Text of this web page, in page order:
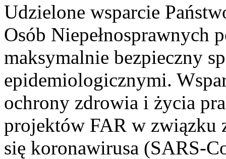
Udzielone wsparcie
Osób Niepełnosprawnych
maksymalnie bezpieczny
epidemiologicznymi.
ochrony zdrowia i życia
projektów FAR w związku
się koronawirusa (SARS-